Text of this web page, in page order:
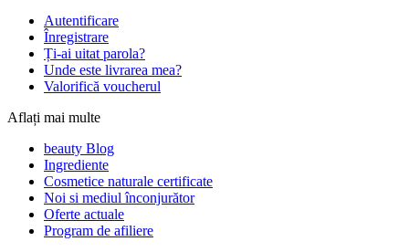
Autentificare
Înregistrare
Ți-ai uitat parola?
Unde este livrarea mea?
Valorifică voucherul
Aflați mai multe
beauty Blog
Ingrediente
Cosmetice naturale certificate
Noi si mediul înconjurător
Oferte actuale
Program de afiliere